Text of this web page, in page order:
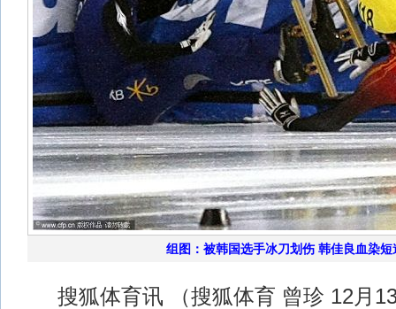
组图：被韩国选手冰刀划伤 韩佳良血染短
搜狐体育讯 （搜狐体育 曾珍 12月